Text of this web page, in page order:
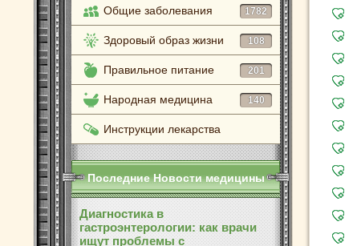
Общие заболевания 1782
Здоровый образ жизни 108
Правильное питание 201
Народная медицина 140
Инструкции лекарства
Последние Новости медицины
Диагностика в
гастроэнтерологии: как врачи
ищут проблемы с